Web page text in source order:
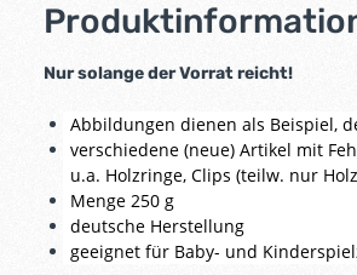
Nur solange der Vorrat reicht!
Abbildungen dienen als Beispiel,
verschiedene (neue) Artikel mit
u.a. Holzringe, Clips (teilw. nur
Menge 250 g
deutsche Herstellung
geeignet für Baby- und